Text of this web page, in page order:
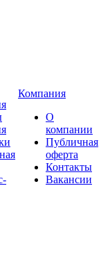
Компания
О
компании
Публичная
оферта
Контакты
Вакансии